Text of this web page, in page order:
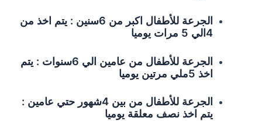
الجرعة للأطفال اكبر من 6سنين : يتم اخذ من
4الي 5 مرات يوميا
الجرعة للأطفال من عامين الي 6سنوات : يتم
اخذ 5ملي مرتين يوميا
الجرعة للأطفال من بين 4شهور حتي عامين :
يتم اخذ نصف معلقة يوميا